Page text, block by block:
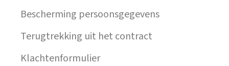
Bescherming persoonsgegevens
Terugtrekking uit het contract
Klachtenformulier